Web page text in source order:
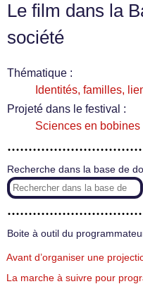
Le film dans la
société
Thématique :
Identités, familles,
Projeté dans le festival :
Sciences en bobines
Recherche dans la base de
Boite à outil du
Avant d’organiser une
La marche à suivre pour